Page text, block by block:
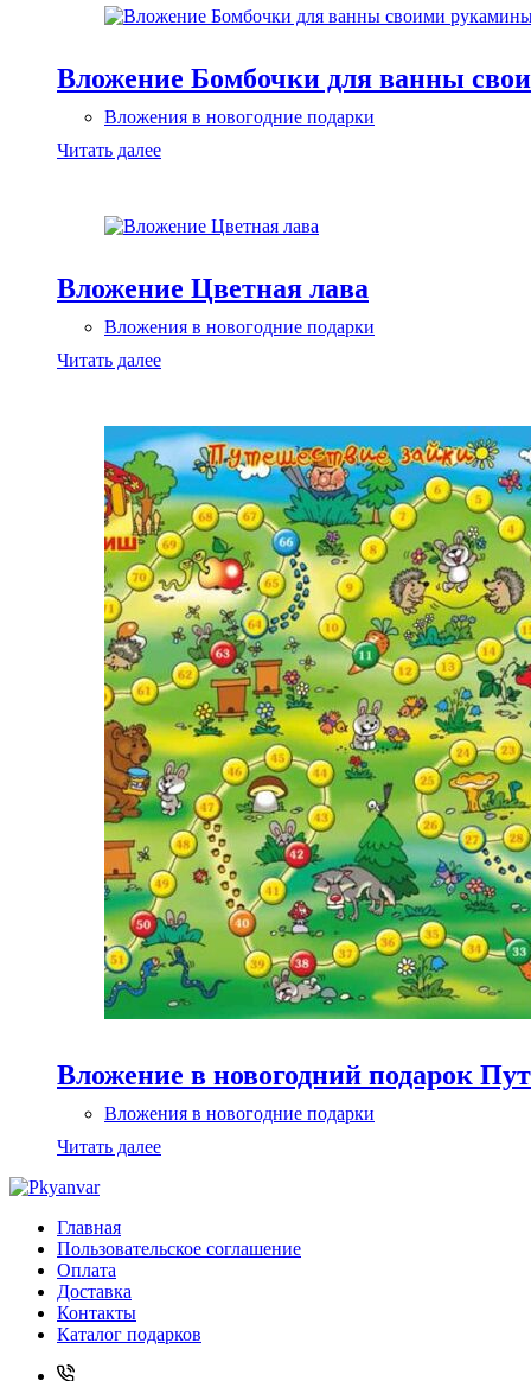
Вложение Бомбочки для ванны
Вложения в новогодние подарки
Читать далее
Вложение Цветная лава
Вложения в новогодние подарки
Читать далее
Вложение в новогодний подарок
Вложения в новогодние подарки
Читать далее
Главная
Пользовательское соглашение
Оплата
Доставка
Контакты
Каталог подарков